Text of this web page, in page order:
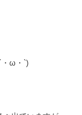
・ω・`)